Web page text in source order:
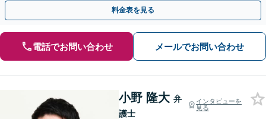
料金表を見る
電話でお問い合わせ メールでお問い合わせ
小野 隆大 弁
護士
インタビューを
見る